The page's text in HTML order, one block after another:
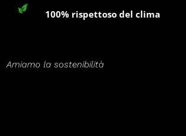
100% rispettoso del clima
Amiamo la sostenibilità